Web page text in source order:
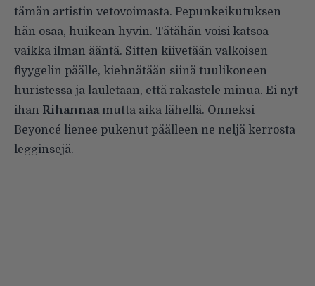
tämän artistin vetovoimasta. Pepunkeikutuksen
hän osaa, huikean hyvin. Tätähän voisi katsoa
vaikka ilman ääntä. Sitten kiivetään valkoisen
flyygelin päälle, kiehnätään siinä tuulikoneen
huristessa ja lauletaan, että rakastele minua. Ei nyt
ihan Rihannaamutta aika lähellä. Onneksi
Beyoncé lienee pukenut päälleen ne neljä kerrosta
legginsejä.